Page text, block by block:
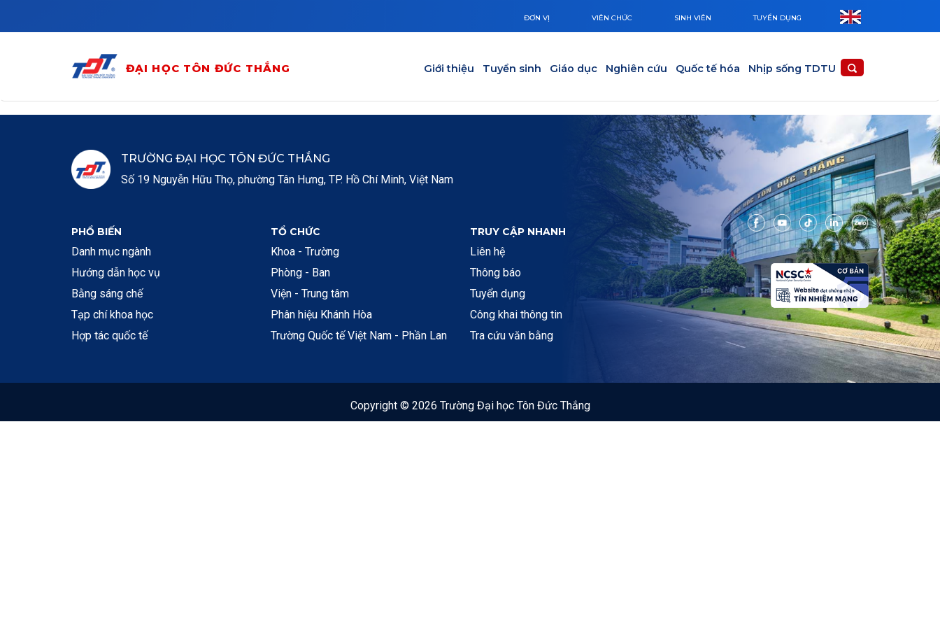
ĐƠN VỊ VIÊN CHỨC SINH VIÊN TUYỂN DỤNG
ĐẠI HỌC TÔN ĐỨC THẮNG Giới thiệu Tuyển sinh Giáo dục Nghiên cứu Quốc tế hóa Nhịp sống TDTU
TRƯỜNG ĐẠI HỌC TÔN ĐỨC THẮNG
Số 19 Nguyễn Hữu Thọ, phường Tân Hưng, TP. Hồ Chí Minh, Việt Nam
PHỔ BIẾN
Danh mục ngành
Hướng dẫn học vụ
Bằng sáng chế
Tạp chí khoa học
Hợp tác quốc tế
TỔ CHỨC
Khoa - Trường
Phòng - Ban
Viện - Trung tâm
Phân hiệu Khánh Hòa
Trường Quốc tế Việt Nam - Phần Lan
TRUY CẬP NHANH
Liên hệ
Thông báo
Tuyển dụng
Công khai thông tin
Tra cứu văn bằng
Copyright © 2026 Trường Đại học Tôn Đức Thắng